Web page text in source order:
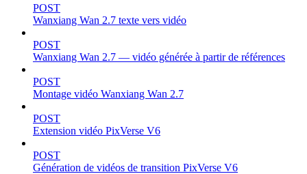
POST
Wanxiang Wan 2.7 texte vers vidéo
POST
Wanxiang Wan 2.7 — vidéo générée à partir de références
POST
Montage vidéo Wanxiang Wan 2.7
POST
Extension vidéo PixVerse V6
POST
Génération de vidéos de transition PixVerse V6